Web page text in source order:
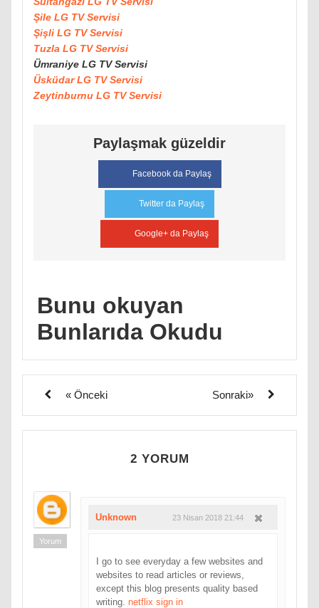
Şile LG TV Servisi
Şişli LG TV Servisi
Tuzla LG TV Servisi
Ümraniye LG TV Servisi
Üsküdar LG TV Servisi
Zeytinburnu LG TV Servisi
Paylaşmak güzeldir
Facebook da Paylaş
Twitter da Paylaş
Google+ da Paylaş
Bunu okuyan
Bunlarıda Okudu
« Önceki Sonraki»
2 YORUM
Yorum
Unknown 23 Nisan 2018 21:44
I go to see everyday a few websites and
websites to read articles or reviews,
except this blog presents quality based
writing. netflix sign in